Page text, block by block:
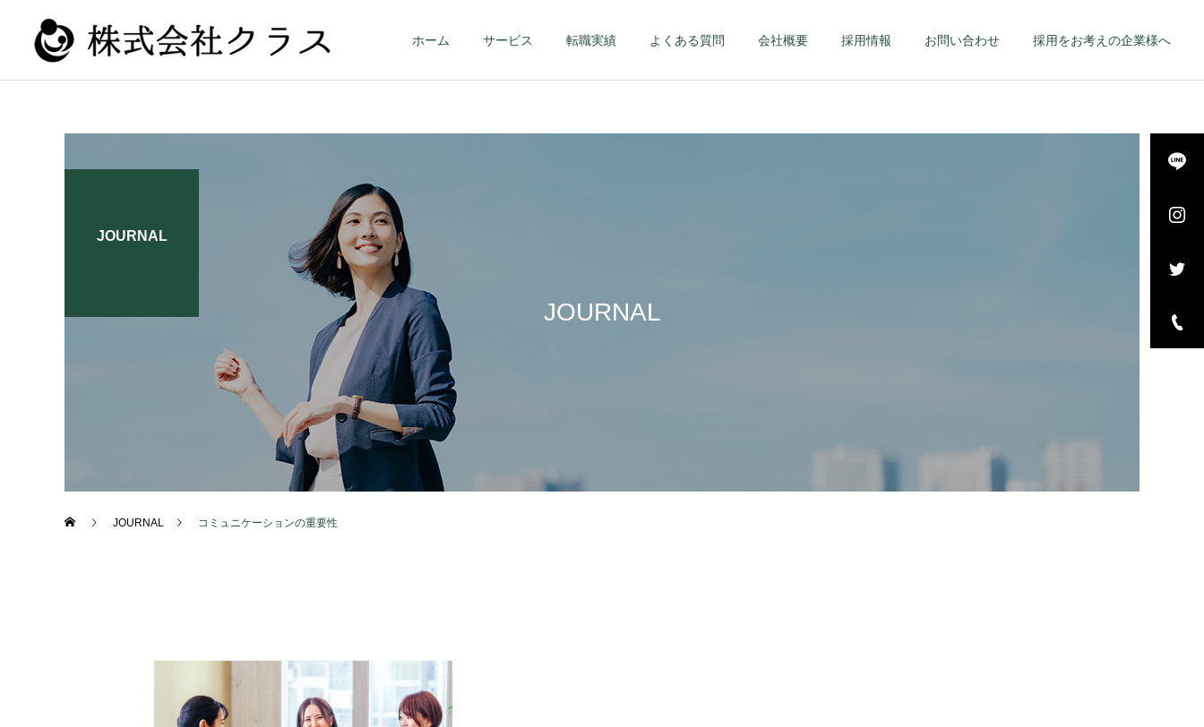
ホーム サービス 転職実績 よくある質問 会社概要 採用情報 お問い合わせ 採用をお考えの企業様へ
新卒
JOURNAL
JOURNAL
JOURNAL コミュニケーションの重要性